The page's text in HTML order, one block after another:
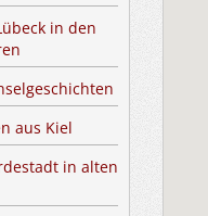
in den
aus Kiel
in alten